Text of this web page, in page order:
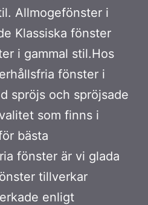
Allmogefönster i
Klassiska fönster
i gammal stil.Hos
fönster i
spröjs och spröjsade
som finns i
bästa
fönster är vi glada
tillverkar
enligt